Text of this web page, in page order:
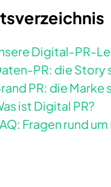
Digital-PR-
PR: die Story
PR: die
ist Digital PR?
Fragen rund